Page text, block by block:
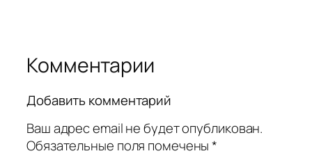
Комментарии
Добавить комментарий
Ваш адрес email не будет опубликован.
Обязательные поля помечены*